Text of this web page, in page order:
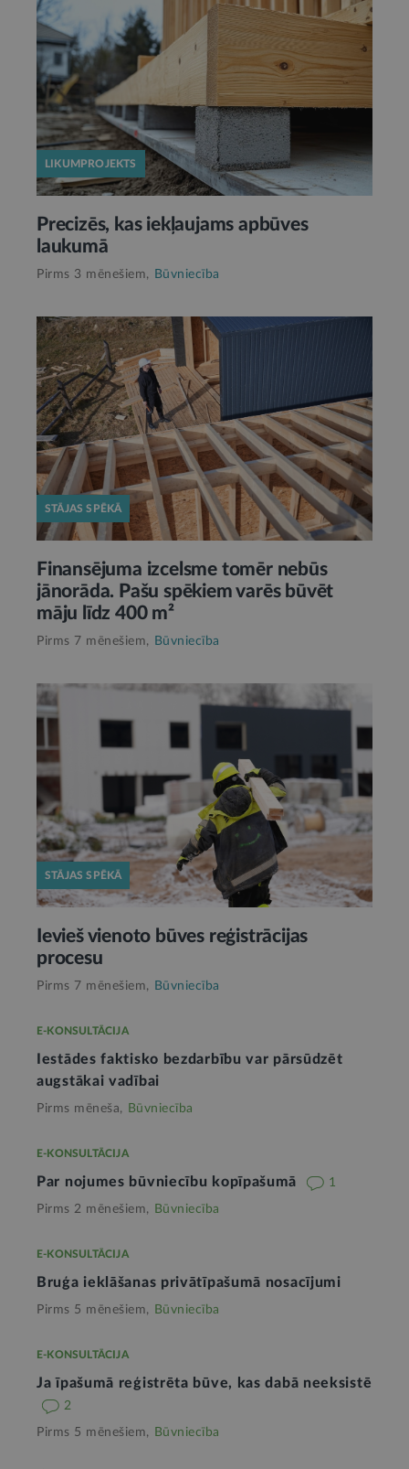
LIKUMPROJEKTS
Precizēs, kas iekļaujams apbūves
laukumā
Pirms 3 mēnešiem, Būvniecība
STĀJAS SPĒKĀ
Finansējuma izcelsme tomēr nebūs
jānorāda. Pašu spēkiem varēs būvēt
māju līdz 400 m²
Pirms 7 mēnešiem, Būvniecība
STĀJAS SPĒKĀ
Ievieš vienoto būves reģistrācijas
procesu
Pirms 7 mēnešiem, Būvniecība
E-KONSULTĀCIJA
Iestādes faktisko bezdarbību var pārsūdzēt
augstākai vadībai
Pirms mēneša, Būvniecība
E-KONSULTĀCIJA
Par nojumes būvniecību kopīpašumā 1
Pirms 2 mēnešiem, Būvniecība
E-KONSULTĀCIJA
Bruģa ieklāšanas privātīpašumā nosacījumi
Pirms 5 mēnešiem, Būvniecība
E-KONSULTĀCIJA
Ja īpašumā reģistrēta būve, kas dabā neeksistē
2
Pirms 5 mēnešiem, Būvniecība